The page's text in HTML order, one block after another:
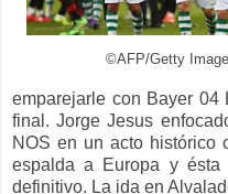
©AFP/Getty
emparejarle con Bayer 04
final. Jorge Jesus
NOS en un acto histórico
espalda a Europa y
definitivo. La ida en